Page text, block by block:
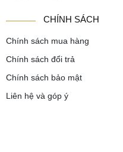
CHÍNH SÁCH
Chính sách mua hàng
Chính sách đổi trả
Chính sách bảo mật
Liên hệ và góp ý